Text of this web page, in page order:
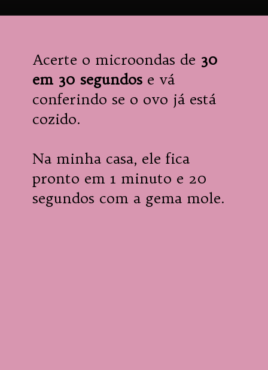
Acerte o microondas de 30
em 30 segundos e vá
conferindo se o ovo já está
cozido.
Na minha casa, ele fica
pronto em 1 minuto e 20
segundos com a gema mole.